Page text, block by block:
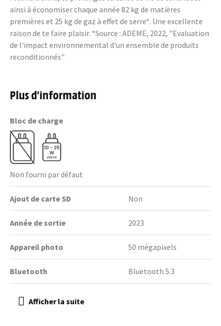
ainsi à économiser chaque année 82 kg de matières
premières et 25 kg de gaz à effet de serre*. Une excellente
raison de te faire plaisir. *Source : ADEME, 2022, "Evaluation
de l'impact environnemental d'un ensemble de produits
reconditionnés"
Plus d’information
Bloc de charge
Non fourni par défaut
Ajout de carte SD Non
Année de sortie 2023
Appareil photo 50 mégapixels
Bluetooth Bluetooth 5.3